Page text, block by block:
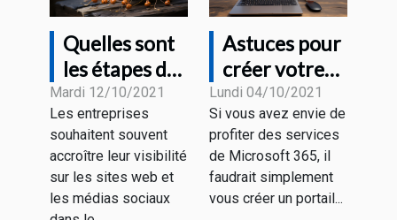
Quelles sont
les étapes de
la création
d'un chatbot
?
Mardi 12/10/2021
Les entreprises
souhaitent souvent
accroître leur visibilité
sur les sites web et
les médias sociaux
Astuces pour
créer votre
compte office
Microsoft
365
gratuitement
Lundi 04/10/2021
Si vous avez envie de
profiter des services
de Microsoft 365, il
faudrait simplement
vous créer un portail...